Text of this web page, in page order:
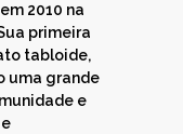
2010 na
primeira
tabloide,
uma grande
e